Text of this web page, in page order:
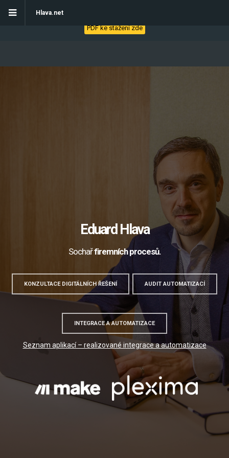
Hlava.net
Eduard Hlava
Sochařfiremních procesů.
KONZULTACE DIGITÁLNÍCH ŘEŠENÍ AUDIT AUTOMATIZACÍ
INTEGRACE A AUTOMATIZACE
Seznam aplikací – realizované integrace a automatizace
Stáhněte si eBook - Jak začít s automatizací obchodních procesů
PDF ke stažení zde